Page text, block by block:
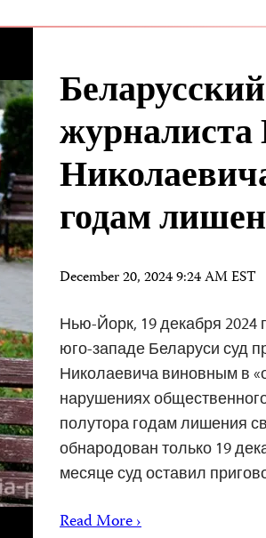
журналиста
годам
December 20, 2024 9:24 AM EST
Нью-Йорк, 19 декабря 2024
юго-западе Беларуси суд
Николаевича виновным в
нарушениях
полутора годам лишения
обнародован только 19
месяце суд оставил
Read More ›